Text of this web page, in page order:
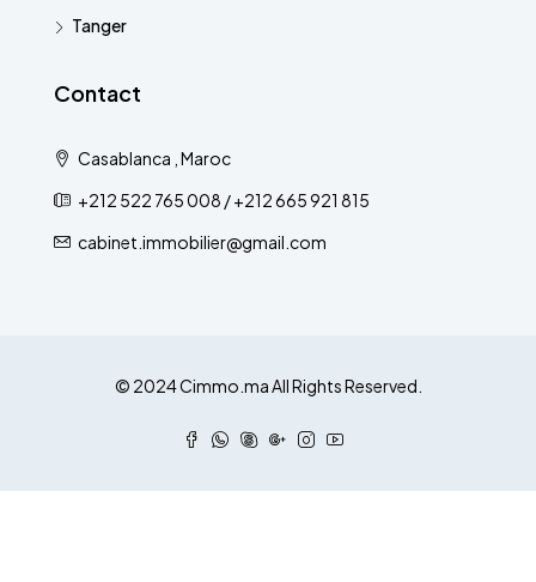
Tanger
Contact
Casablanca , Maroc
+212 522 765 008 / +212 665 921 815
cabinet.immobilier@gmail.com
© 2024 Cimmo.ma All Rights Reserved.